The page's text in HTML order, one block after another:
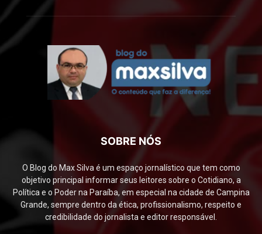
SOBRE NÓS
O Blog do Max Silva é um espaço jornalístico que tem como
objetivo principal informar seus leitores sobre o Cotidiano, a
Política e o Poder na Paraíba, em especial na cidade de Campina
Grande, sempre dentro da ética, profissionalismo, respeito e
credibilidade do jornalista e editor responsável.